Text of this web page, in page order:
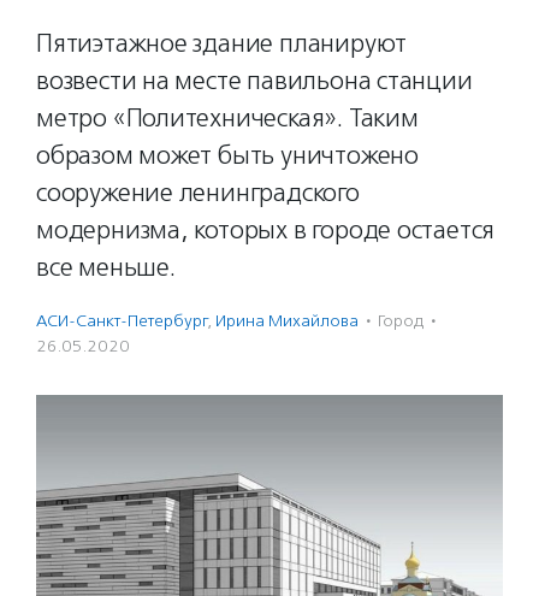
Пятиэтажное здание планируют
возвести на месте павильона станции
метро «Политехническая». Таким
образом может быть уничтожено
сооружение ленинградского
модернизма, которых в городе остается
все меньше.
АСИ-Санкт-Петербург, Ирина Михайлова · Город ·
26.05.2020